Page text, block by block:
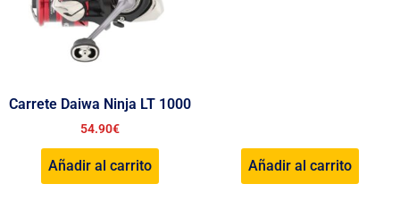
Carrete Daiwa Ninja LT 1000
54.90€
Añadir al carrito Añadir al carrito